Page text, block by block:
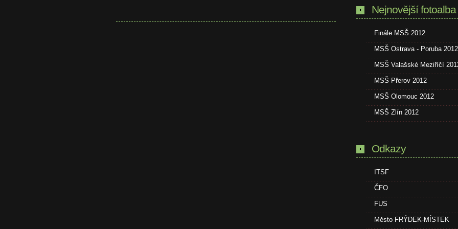
Nejnovější fotoalba
Finále MSŠ 2012
MSŠ Ostrava - Poruba 2012
MSŠ Valašské Meziříčí
MSŠ Přerov 2012
MSŠ Olomouc 2012
MSŠ Zlín 2012
Odkazy
ITSF
ČFO
FUS
Město FRÝDEK-MÍSTEK